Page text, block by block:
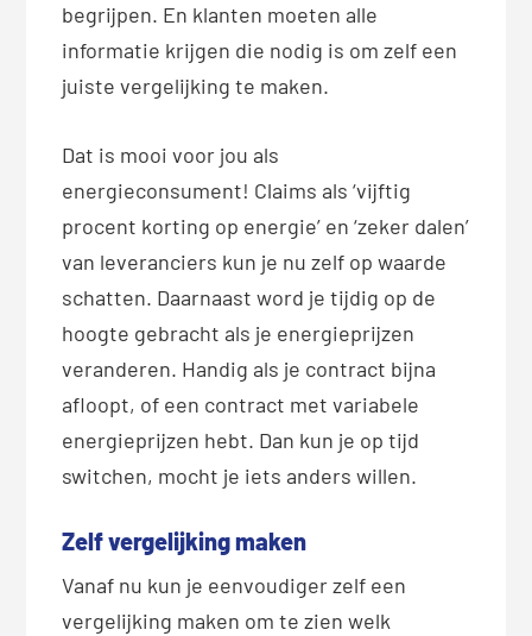
begrijpen. En klanten moeten alle
informatie krijgen die nodig is om zelf een
juiste vergelijking te maken.
Dat is mooi voor jou als
energieconsument! Claims als ‘vijftig
procent korting op energie’ en ‘zeker dalen’
van leveranciers kun je nu zelf op waarde
schatten. Daarnaast word je tijdig op de
hoogte gebracht als je energieprijzen
veranderen. Handig als je contract bijna
afloopt, of een contract met variabele
energieprijzen hebt. Dan kun je op tijd
switchen, mocht je iets anders willen.
Zelf vergelijking maken
Vanaf nu kun je eenvoudiger zelf een
vergelijking maken om te zien welk